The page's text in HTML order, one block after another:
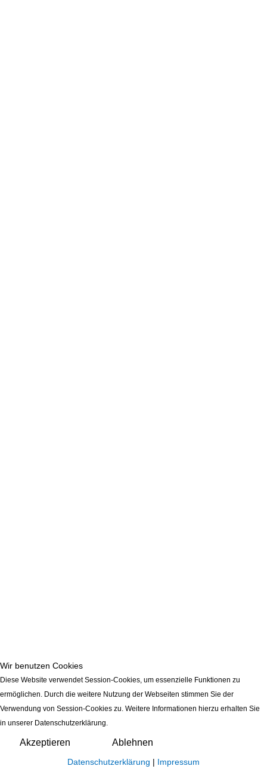
Wir benutzen Cookies
Diese Website verwendet Session-Cookies, um essenzielle Funktionen zu
ermöglichen. Durch die weitere Nutzung der Webseiten stimmen Sie der
Verwendung von Session-Cookies zu. Weitere Informationen hierzu erhalten Sie
in unserer Datenschutzerklärung.
Akzeptieren Ablehnen
Datenschutzerklärung | Impressum